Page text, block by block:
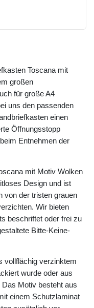
Toscana mit
großen
für große A4
uns den passenden
einen
Öffnungsstopp
Entnehmen der
mit Motiv Wolken
Design und ist
von der tristen grauen
Wir bieten
beschriftet oder frei zu
Bitte-Keine-
vollflächig verzinktem
wurde oder aus
Das Motiv besteht aus
einem Schutzlaminat